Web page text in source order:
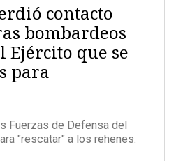
contacto
bombardeos
que se
para
Fuerzas de Defensa del
"rescatar" a los rehenes.